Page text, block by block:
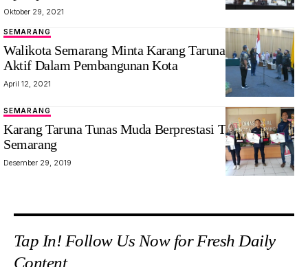
Oktober 29, 2021
SEMARANG
Walikota Semarang Minta Karang Taruna Semakin
Aktif Dalam Pembangunan Kota
April 12, 2021
SEMARANG
Karang Taruna Tunas Muda Berprestasi Tingkat Kota
Semarang
Desember 29, 2019
Tap In! Follow Us Now for Fresh Daily
Content